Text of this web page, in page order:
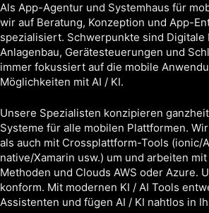
Als App-Agentur und Systemhaus für
wir auf Beratung, Konzeption und App-
spezialisiert. Schwerpunkte sind Digitale
Anlagenbau, Gerätesteuerungen und
immer fokussiert auf die mobile
Möglichkeiten mit AI / KI.
Unsere Spezialisten konzipieren
Systeme für alle mobilen Plattformen.
als auch mit Crossplattform-Tools (ionic/
native/Xamarin usw.) um und arbeiten
Methoden und Clouds AWS oder Azure.
konform. Mit modernen KI / AI Tools
Assistenten und fügen AI / KI nahtlos in